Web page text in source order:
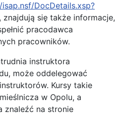
DocDetails.xsp?
znajdują się także informacje,
pracodawca
pracowników.
instruktora
może oddelegować
Kursy takie
w Opolu, a
znaleźć na stronie